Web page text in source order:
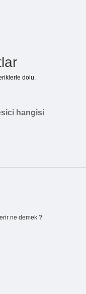
dolu.
hangisi
ne demek ?